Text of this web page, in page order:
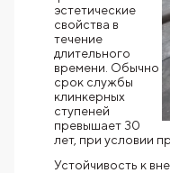
эстетические
свойства в
течение
длительного
времени. Обычно
срок службы
клинкерных
ступеней
превышает 30
лет, при условии
Устойчивость к